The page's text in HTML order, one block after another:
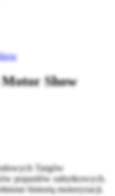
Show
Targów
pojazdów zabytkowych.
historią motoryzacji.